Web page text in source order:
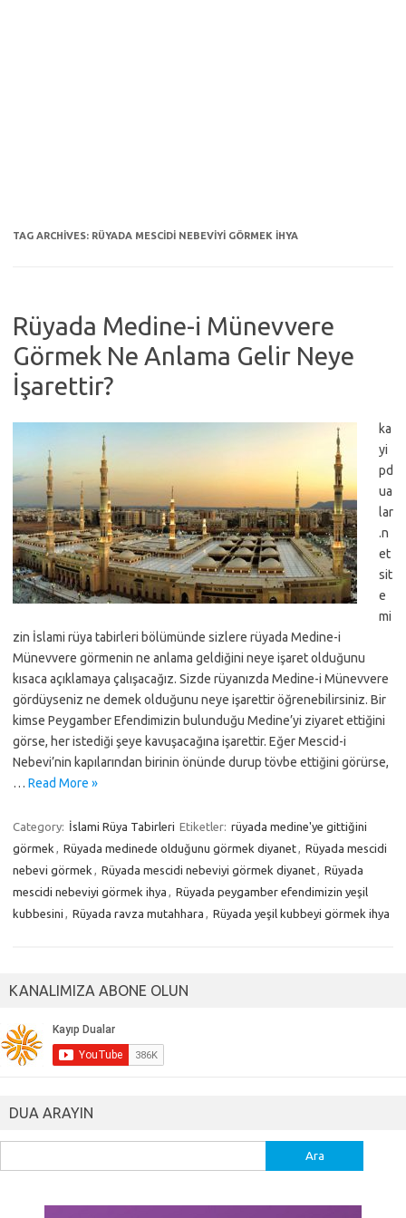
TAG ARCHIVES: RÜYADA MESCIDI NEBEVIYI GÖRMEK IHYA
Rüyada Medine-i Münevvere
Görmek Ne Anlama Gelir Neye
İşarettir?
ka
yi
pd
ua
lar
.n
et
sit
e
mi
zin İslami rüya tabirleri bölümünde sizlere rüyada Medine-i
Münevvere görmenin ne anlama geldiğini neye işaret olduğunu
kısaca açıklamaya çalışacağız. Sizde rüyanızda Medine-i Münevvere
gördüyseniz ne demek olduğunu neye işarettir öğrenebilirsiniz. Bir
kimse Peygamber Efendimizin bulunduğu Medine’yi ziyaret ettiğini
görse, her istediği şeye kavuşacağına işarettir. Eğer Mescid-i
Nebevi’nin kapılarından birinin önünde durup tövbe ettiğini görürse,
… Read More »
Category: İslami Rüya Tabirleri Etiketler: rüyada medine'ye gittiğini
görmek , Rüyada medinede olduğunu görmek diyanet, Rüyada mescidi
nebevi görmek , Rüyada mescidi nebeviyi görmek diyanet, Rüyada
mescidi nebeviyi görmek ihya , Rüyada peygamber efendimizin yeşil
kubbesini , Rüyada ravza mutahhara , Rüyada yeşil kubbeyi görmek ihya
KANALIMIZA ABONE OLUN
DUA ARAYIN